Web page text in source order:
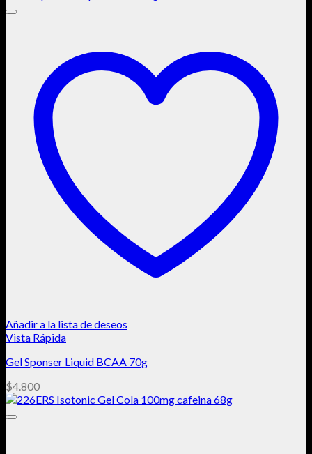
Añadir a la lista de deseos
Vista Rápida
Gel Sponser Liquid BCAA 70g
$4.800